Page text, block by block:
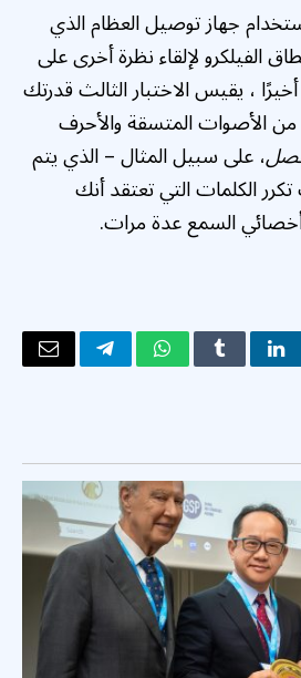
جهاز توصيل العظام الذي
الفيلكرو لإلقاء نظرة أخرى على
، يقيس الاختبار الثالث قدرتك
من الأصوات المتسقة والأحرف
، على سبيل المثال – الذي يتم
الكلمات التي تعتقد أنك
السمع عدة مرات.
لينكدإنTumblrواتسابتيلقرامالبريد